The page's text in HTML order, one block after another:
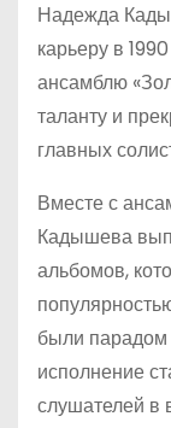
Надежда
карьеру в
ансамблю
таланту и
главных
Вместе с
Кадышева
альбомов,
были парадом
исполнение
слушателей в